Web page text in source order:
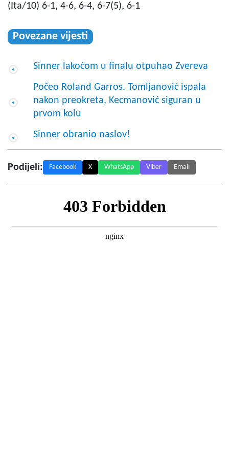
(Ita/10) 6-1, 4-6, 6-4, 6-7(5), 6-1
Povezane vijesti
Sinner lakoćom u finalu otpuhao Zvereva
Počeo Roland Garros. Tomljanović ispala
nakon preokreta, Kecmanović siguran u
prvom kolu
Sinner obranio naslov!
Podijeli: Facebook X WhatsApp Viber Email